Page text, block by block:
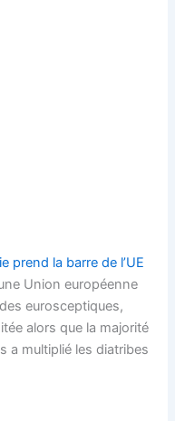
prend la barre de l’UE
Union européenne
eurosceptiques,
alors que la majorité
a multiplié les diatribes